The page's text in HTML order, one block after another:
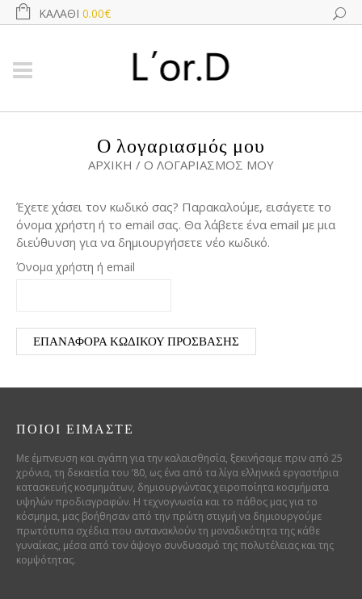
ΚΑΛΆΘΙ 0.00€
Ο λογαριασμός μου
ΑΡΧΙΚΉ / Ο ΛΟΓΑΡΙΑΣΜΌΣ ΜΟΥ
Έχετε χάσει τον κωδικό σας? Παρακαλούμε, εισάγετε το
όνομα χρήστη ή το email σας. Θα λάβετε ένα email με μια
διεύθυνση για να δημιουργήσετε νέο κωδικό.
Όνομα χρήστη ή email
ΠΟΙΟΊ ΕΊΜΑΣΤΕ
Με έμπνευση και αγάπη για την καλαισθησία, ξεκινήσαμε πριν από 25
χρόνια, τη δεκαετία του ’80, ως ένα από τα λίγα ελληνικά εργαστήρια
κατασκευής κοσμημάτων, δημιουργώντας χειροποίητα κοσμήματα
υψηλών προδιαγραφών. Η τεχνογνωσία και το πάθος μας για το
κόσμημα, μας βοήθησαν από την πρώτη στιγμή να δημιουργούμε
πρωτότυπα σχέδια που αντανακλούν τη μοναδικότητα της κάθε
γυναίκας, μέσα από τον άψογο συνδυασμό της πολυτέλειας και της
κομψότητας.